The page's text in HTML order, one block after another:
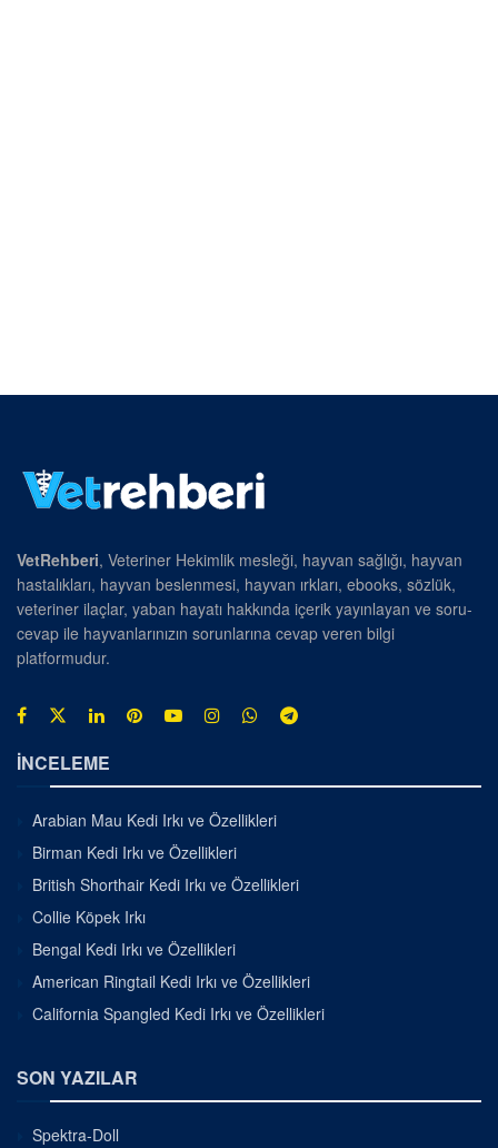
VetRehberi, Veteriner Hekimlik mesleği, hayvan sağlığı, hayvan
hastalıkları, hayvan beslenmesi, hayvan ırkları, ebooks, sözlük,
veteriner ilaçlar, yaban hayatı hakkında içerik yayınlayan ve soru-
cevap ile hayvanlarınızın sorunlarına cevap veren bilgi
platformudur.
İNCELEME
Arabian Mau Kedi Irkı ve Özellikleri
Birman Kedi Irkı ve Özellikleri
British Shorthair Kedi Irkı ve Özellikleri
Collie Köpek Irkı
Bengal Kedi Irkı ve Özellikleri
American Ringtail Kedi Irkı ve Özellikleri
California Spangled Kedi Irkı ve Özellikleri
SON YAZILAR
Spektra-Doll